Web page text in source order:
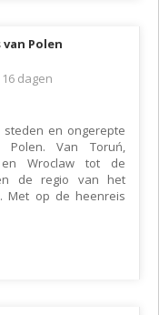
Polen
16 dagen
en ongerepte
Polen. Van Toruń,
en Wroclaw tot de
de regio van het
Met op de heenreis